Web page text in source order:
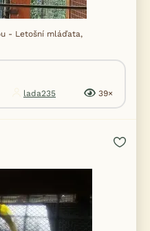
- Letošní mláďata,
lada235 39×